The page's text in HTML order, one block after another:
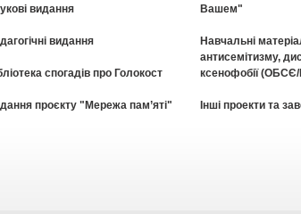
видання
видання
спогадів про Голокост
проєкту "Мережа пам’яті"
Вашем"
Навчальні
антисемітизму,
ксенофобії
Інші проекти та